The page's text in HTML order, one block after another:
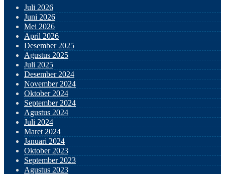
Juli 2026
Juni 2026
Mei 2026
April 2026
Desember 2025
Agustus 2025
Juli 2025
Desember 2024
November 2024
Oktober 2024
September 2024
Agustus 2024
Juli 2024
Maret 2024
Januari 2024
Oktober 2023
September 2023
Agustus 2023